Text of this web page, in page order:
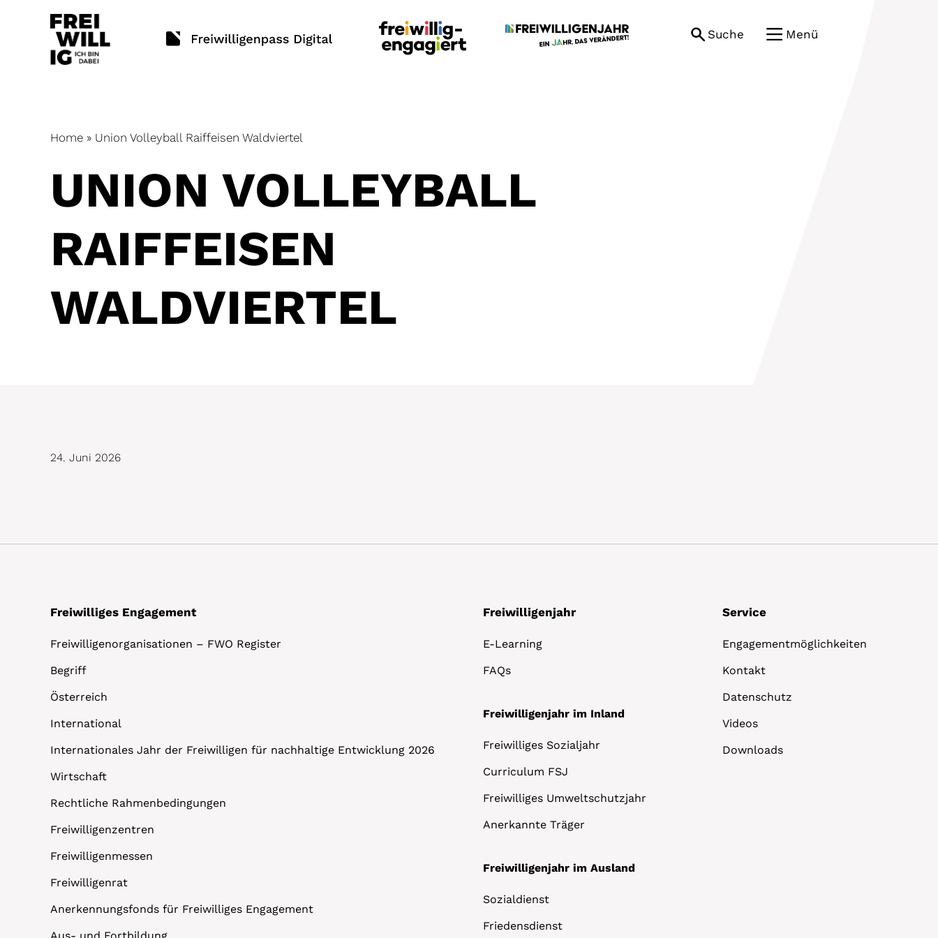
Suche Menü
Home » Union Volleyball Raiffeisen Waldviertel
UNION VOLLEYBALL
RAIFFEISEN
WALDVIERTEL
24. Juni 2026
Freiwilliges Engagement
Freiwilligenorganisationen – FWO Register
Begriff
Österreich
International
Internationales Jahr der Freiwilligen für nachhaltige Entwicklung 2026
Wirtschaft
Rechtliche Rahmenbedingungen
Freiwilligenzentren
Freiwilligenmessen
Freiwilligenrat
Anerkennungsfonds für Freiwilliges Engagement
Freiwilligenjahr
E-Learning
FAQs
Freiwilligenjahr im Inland
Freiwilliges Sozialjahr
Curriculum FSJ
Freiwilliges Umweltschutzjahr
Anerkannte Träger
Freiwilligenjahr im Ausland
Sozialdienst
Friedensdienst
Service
Engagementmöglichkeiten
Kontakt
Datenschutz
Videos
Downloads